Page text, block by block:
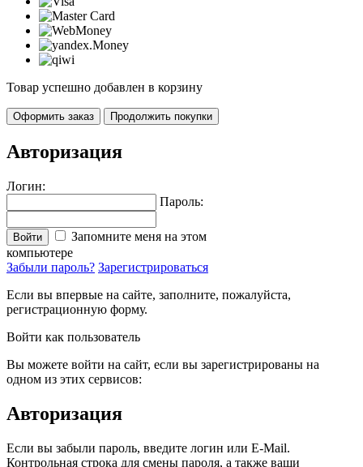
Товар успешно добавлен в корзину
Оформить заказ Продолжить покупки
Авторизация
Логин:
Пароль:
Войти
Запомните меня на этом
компьютере
Забыли пароль? Зарегистрироваться
Если вы впервые на сайте, заполните, пожалуйста,
регистрационную форму.
Войти как пользователь
Вы можете войти на сайт, если вы зарегистрированы на
одном из этих сервисов:
Авторизация
Если вы забыли пароль, введите логин или E-Mail.
Контрольная строка для смены пароля, а также ваши